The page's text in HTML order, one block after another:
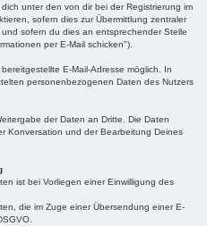
unter den von dir bei der Registrierung im
sofern dies zur Übermittlung zentraler
sofern du dies an entsprechender Stelle
per E-Mail schicken").
E-Mail-Adresse möglich. In
personenbezogenen Daten des Nutzers
der Daten an Dritte. Die Daten
Konversation und der Bearbeitung Deines
ist bei Vorliegen einer Einwilligung des
die im Zuge einer Übersendung einer E-